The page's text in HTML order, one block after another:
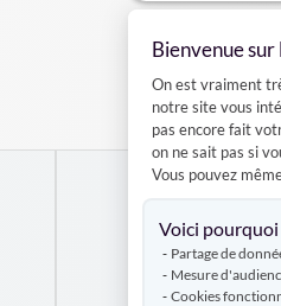
Bienvenue
On est vraiment
notre site vous
pas encore fait
on ne sait pas si
Vous pouvez
Voici pourquoi
Partage de
Mesure
Cookies